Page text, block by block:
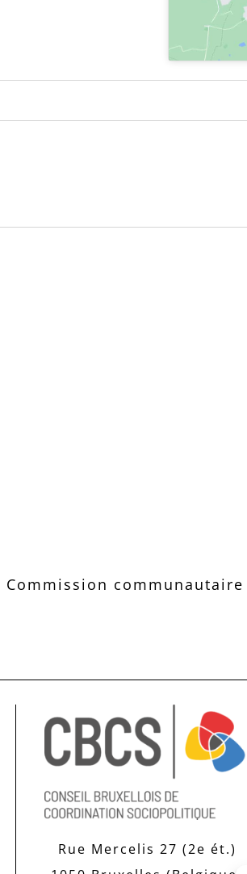
Commission
Rue Mercelis 27 (2e ét.)